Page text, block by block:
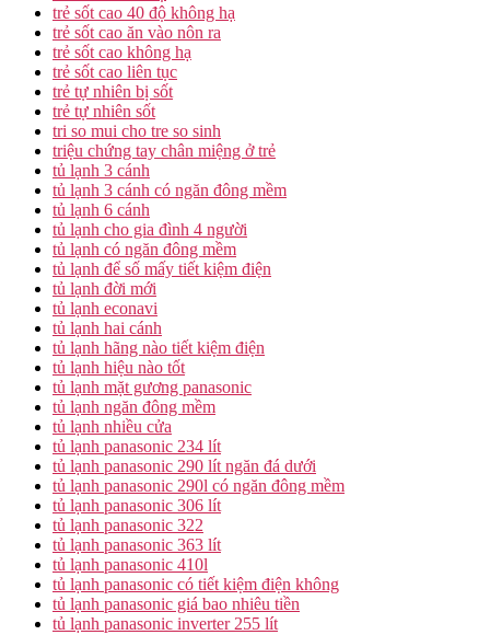
trẻ sốt cao 40 độ không hạ
trẻ sốt cao ăn vào nôn ra
trẻ sốt cao không hạ
trẻ sốt cao liên tục
trẻ tự nhiên bị sốt
trẻ tự nhiên sốt
tri so mui cho tre so sinh
triệu chứng tay chân miệng ở trẻ
tủ lạnh 3 cánh
tủ lạnh 3 cánh có ngăn đông mềm
tủ lạnh 6 cánh
tủ lạnh cho gia đình 4 người
tủ lạnh có ngăn đông mềm
tủ lạnh để số mấy tiết kiệm điện
tủ lạnh đời mới
tủ lạnh econavi
tủ lạnh hai cánh
tủ lạnh hãng nào tiết kiệm điện
tủ lạnh hiệu nào tốt
tủ lạnh mặt gương panasonic
tủ lạnh ngăn đông mềm
tủ lạnh nhiều cửa
tủ lạnh panasonic 234 lít
tủ lạnh panasonic 290 lít ngăn đá dưới
tủ lạnh panasonic 290l có ngăn đông mềm
tủ lạnh panasonic 306 lít
tủ lạnh panasonic 322
tủ lạnh panasonic 363 lít
tủ lạnh panasonic 410l
tủ lạnh panasonic có tiết kiệm điện không
tủ lạnh panasonic giá bao nhiêu tiền
tủ lạnh panasonic inverter 255 lít